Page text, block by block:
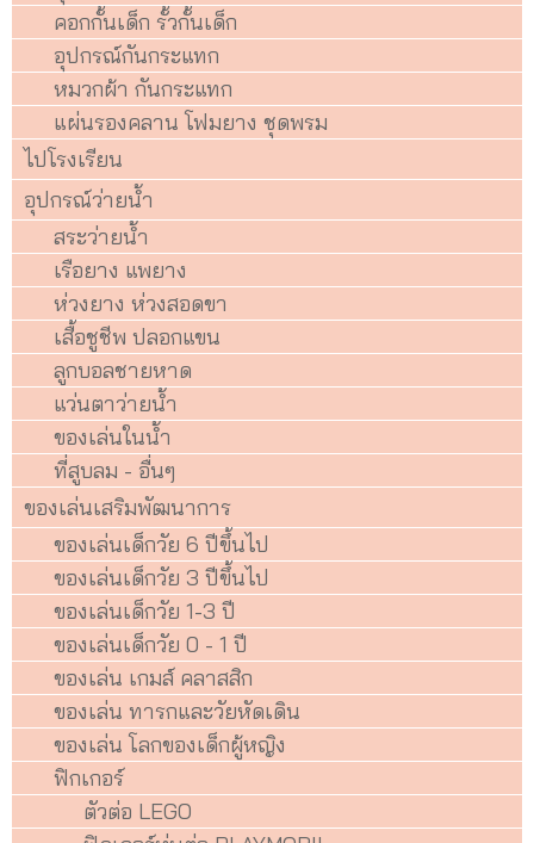
คอกกั้นเด็ก รั้วกั้นเด็ก
อุปกรณ์กันกระแทก
หมวกผ้า กันกระแทก
แผ่นรองคลาน โฟมยาง ชุดพรม
ไปโรงเรียน
อุปกรณ์ว่ายน้ำ
สระว่ายน้ำ
เรือยาง แพยาง
ห่วงยาง ห่วงสอดขา
เสื้อชูชีพ ปลอกแขน
ลูกบอลชายหาด
แว่นตาว่ายน้ำ
ของเล่นในน้ำ
ที่สูบลม - อื่นๆ
ของเล่นเสริมพัฒนาการ
ของเล่นเด็กวัย 6 ปีขึ้นไป
ของเล่นเด็กวัย 3 ปีขึ้นไป
ของเล่นเด็กวัย 1-3 ปี
ของเล่นเด็กวัย 0 - 1 ปี
ของเล่น เกมส์ คลาสสิก
ของเล่น ทารกและวัยหัดเดิน
ของเล่น โลกของเด็กผู้หญิง
ฟิกเกอร์
ตัวต่อ LEGO